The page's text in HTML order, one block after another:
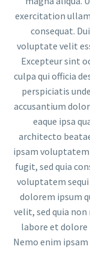
exercitation
consequat.
voluptate velit
Excepteur sint
culpa qui officia
perspiciatis
accusantium
eaque ipsa
architecto
ipsam
fugit, sed quia
voluptatem sequi
dolorem ipsum
velit, sed quia
labore et
Nemo enim